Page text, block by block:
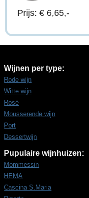
Prijs: € 6,65,-
Wijnen per type:
Rode wijn
Witte wijn
Rosé
Mousserende wijn
Port
Dessertwijn
Pupulaire wijnhuizen:
Mommessin
HEMA
Cascina S.Maria